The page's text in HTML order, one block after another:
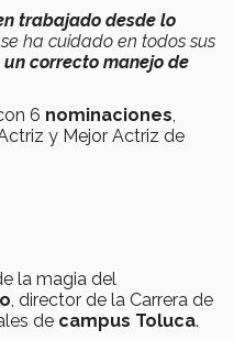
trabajado desde lo
ha cuidado en todos sus
correcto manejo de
6 nominaciones
y Mejor Actriz de
la magia del
, director de la Carrera de
de campus Toluca.